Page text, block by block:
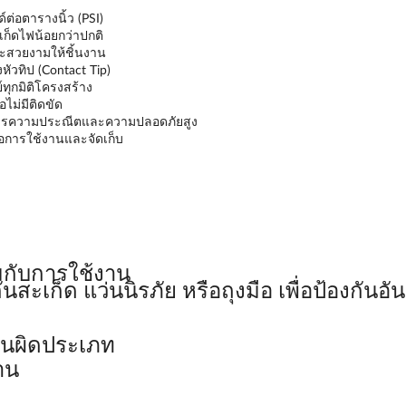
อตารางนิ้ว (PSI)
ดไฟน้อยกว่าปกติ
สวยงามให้ชิ้นงาน
วทิป (Contact Tip)
กมิติโครงสร้าง
ไม่มีติดขัด
ความประณีตและความปลอดภัยสูง
ารใช้งานและจัดเก็บ
บการใช้งาน
ะเก็ด แว่นนิรภัย หรือถุงมือ เพื่อป้องกันอั
ผิดประเภท
น